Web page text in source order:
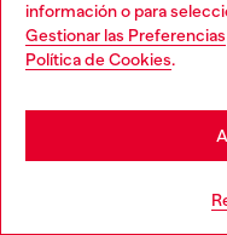
información o para
Gestionar las Preferencias
Política de Cookies.
Regístrese para
promociones por